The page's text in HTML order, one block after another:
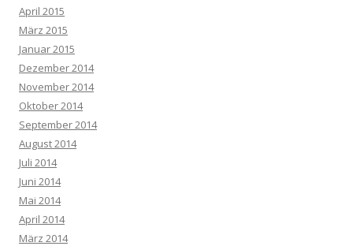
April 2015
März 2015
Januar 2015
Dezember 2014
November 2014
Oktober 2014
September 2014
August 2014
Juli 2014
Juni 2014
Mai 2014
April 2014
März 2014